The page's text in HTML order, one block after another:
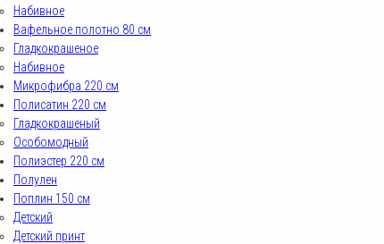
Набивное
Вафельное полотно 80 см
Гладкокрашеное
Набивное
Микрофибра 220 см
Полисатин 220 см
Гладкокрашеный
Особомодный
Полиэстер 220 см
Полулен
Поплин 150 см
Детский
Детский принт